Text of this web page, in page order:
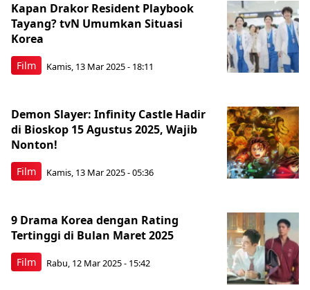
Film
Kapan Drakor Resident Playbook
Tayang? tvN Umumkan Situasi
Korea
Kamis, 13 Mar 2025 - 18:11
Film
Demon Slayer: Infinity Castle Hadir
di Bioskop 15 Agustus 2025, Wajib
Nonton!
Kamis, 13 Mar 2025 - 05:36
Film
9 Drama Korea dengan Rating
Tertinggi di Bulan Maret 2025
Rabu, 12 Mar 2025 - 15:42